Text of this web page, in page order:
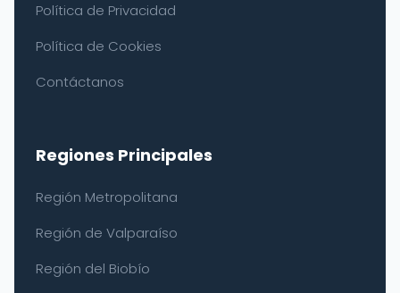
Política de Privacidad
Política de Cookies
Contáctanos
Regiones Principales
Región Metropolitana
Región de Valparaíso
Región del Biobío